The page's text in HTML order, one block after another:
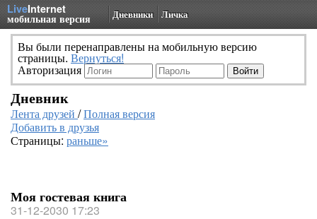
LiveInternet
мобильная версия Дневники Личка
Вы были перенаправлены на мобильную версию
страницы. Вернуться!
Авторизация
Дневник
Лента друзей /Полная версия
Добавить в друзья
Страницы: раньше»
Моя гостевая книга
31-12-2030 17:23